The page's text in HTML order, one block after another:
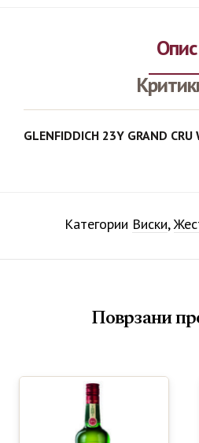
Опис
GLENFIDDICH 23Y GRAND CRU
Категории Виски,
Поврзани